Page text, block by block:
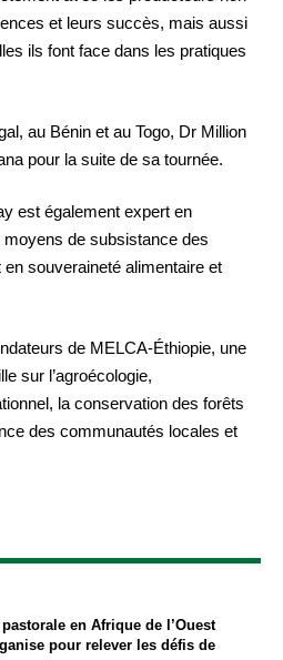
et leurs succès, mais aussi
ils font face dans les pratiques
au Bénin et au Togo, Dr Million
pour la suite de sa tournée.
est également expert en
de subsistance des
souveraineté alimentaire et
de MELCA-Éthiopie, une
sur l’agroécologie,
la conservation des forêts
des communautés locales et
en Afrique de l’Ouest
pour relever les défis de